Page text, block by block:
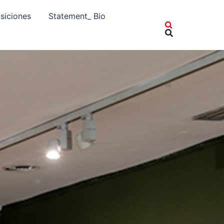
Statement_ Bio